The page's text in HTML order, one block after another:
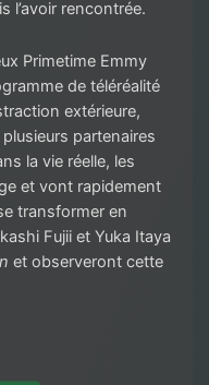
l’avoir rencontrée.
Primetime Emmy
de téléréalité
extérieure,
partenaires
la vie réelle, les
et vont rapidement
transformer en
Fujii et Yuka Itaya
et observeront cette